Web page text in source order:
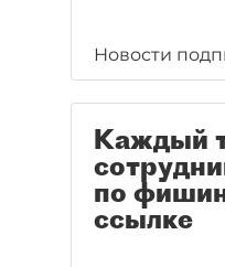
Новости
Каждый
по
ссылке